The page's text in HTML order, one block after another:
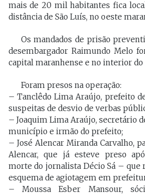
mais de 20 mil habitantes fica
distância de São Luís, no oeste
Os mandados de prisão
desembargador Raimundo Melo
capital maranhense e no interior do
Foram presos na operação:
– Tanclêdo Lima Araújo, prefeito
suspeitas de desvio de verbas
– Joaquim Lima Araújo, secretário
município e irmão do prefeito;
– José Alencar Miranda Carvalho,
Alencar, que já esteve preso
morte do jornalista Décio Sá – que
esquema de agiotagem em
– Moussa Esber Mansour,